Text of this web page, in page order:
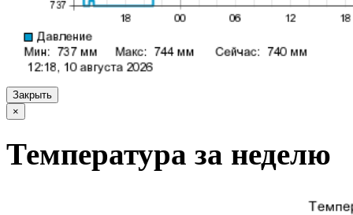
Закрыть
×
Температура за неделю